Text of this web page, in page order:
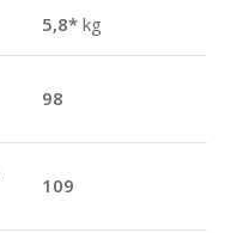
5,8* kg
98
109